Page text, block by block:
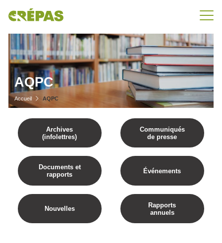
AQPC
Accueil AQPC
Archives
(infolettres)
Communiqués
de presse
Documents et
rapports
Événements
Nouvelles
Rapports
annuels